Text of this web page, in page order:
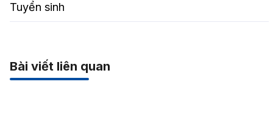
Tuyển sinh
Bài viết liên quan